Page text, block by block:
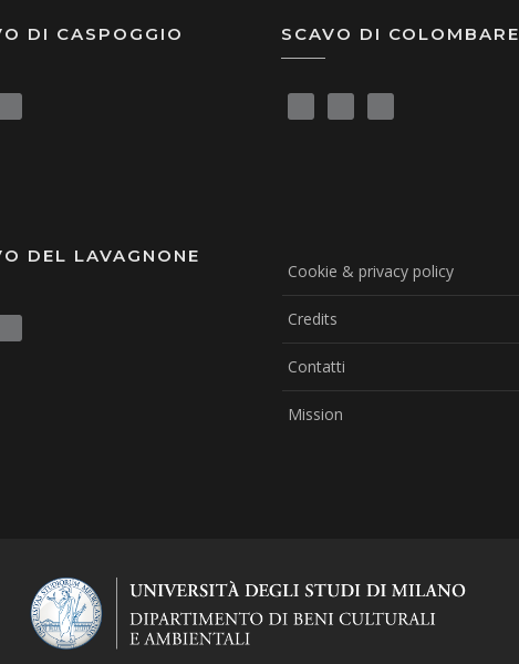
DI CASPOGGIO SCAVO DI COLOMBARE
DEL LAVAGNONE
Cookie & privacy policy
Credits
Contatti
Mission